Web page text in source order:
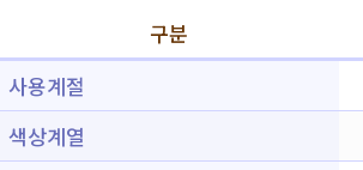
구분
사용계절
색상계열